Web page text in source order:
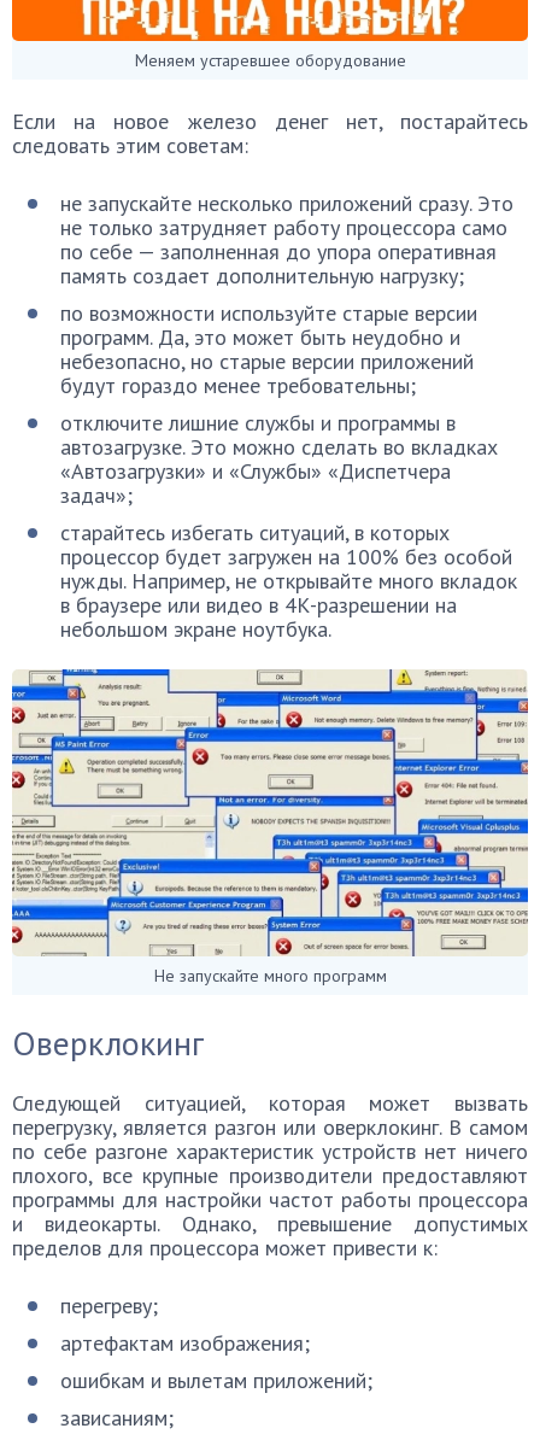
Меняем устаревшее оборудование
Если на новое железо денег нет, постарайтесь
следовать этим советам:
не запускайте несколько приложений сразу. Это
не только затрудняет работу процессора само
по себе — заполненная до упора оперативная
память создает дополнительную нагрузку;
по возможности используйте старые версии
программ. Да, это может быть неудобно и
небезопасно, но старые версии приложений
будут гораздо менее требовательны;
отключите лишние службы и программы в
автозагрузке. Это можно сделать во вкладках
«Автозагрузки» и «Службы» «Диспетчера
задач»;
старайтесь избегать ситуаций, в которых
процессор будет загружен на 100% без особой
нужды. Например, не открывайте много вкладок
в браузере или видео в 4К-разрешении на
небольшом экране ноутбука.
Не запускайте много программ
Оверклокинг
Следующей ситуацией, которая может вызвать
перегрузку, является разгон или оверклокинг. В самом
по себе разгоне характеристик устройств нет ничего
плохого, все крупные производители предоставляют
программы для настройки частот работы процессора
и видеокарты. Однако, превышение допустимых
пределов для процессора может привести к:
перегреву;
артефактам изображения;
ошибкам и вылетам приложений;
зависаниям;